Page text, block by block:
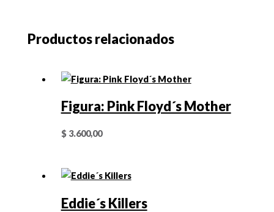
Productos relacionados
Figura: Pink Floyd´s Mother
$3.600,00
Eddie´s Killers